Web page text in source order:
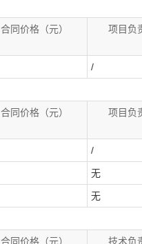
合同价格（元） 项目负
/
合同价格（元） 项目负
/
无
无
合同价格（元） 技术负